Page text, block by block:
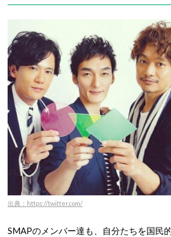
出典：https://twitter.com/
SMAPのメンバー達も、自分たちを国民